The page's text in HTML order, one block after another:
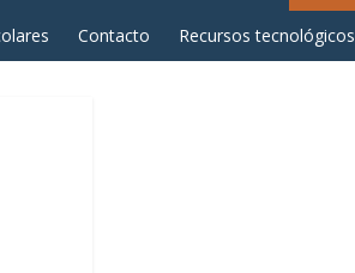
Contacto Recursos tecnológicos